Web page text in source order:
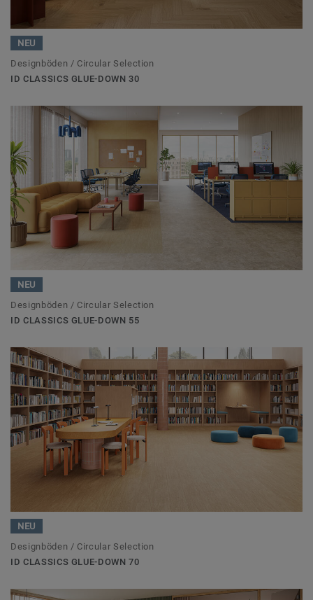
NEU
Designböden / Circular Selection
ID CLASSICS GLUE-DOWN 30
NEU
Designböden / Circular Selection
ID CLASSICS GLUE-DOWN 55
NEU
Designböden / Circular Selection
ID CLASSICS GLUE-DOWN 70